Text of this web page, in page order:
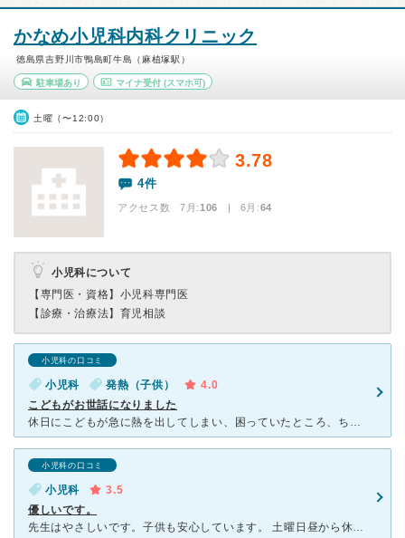
かなめ小児科内科クリニック
徳島県吉野川市鴨島町牛島（麻植塚駅）
駐車場あり マイナ受付(スマホ可)
土曜（〜12:00）
3.78
4件
アクセス数 7月:106 | 6月:64
小児科について
【専門医・資格】 小児科専門医
【診療・治療法】 育児相談
小児科の口コミ
小児科 発熱（子供）
4.0
こどもがお世話になりました
休日にこどもが急に熱を出してしまい、困っていたところ、ちょうど休日診療の当番医になっていたためお世話になりました。偶然ですが、そのようなタイミングが2回ほどあり2回ともお世話になりました！ スタッフ
小児科の口コミ
小児科
3.5
優しいです。
先生はやさしいです。子供も安心しています。 土曜日昼から休みになり、とても困っています。 看護師さんも丁寧に対応してくれて安心感があります。 多い時には一旦家に帰って診察の5〜3人ほど前になった